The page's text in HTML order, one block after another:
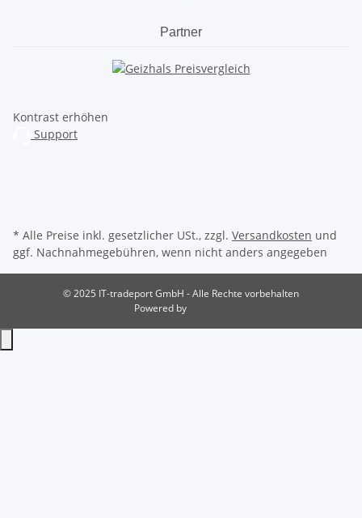
Partner
Kontrast erhöhen
Support
* Alle Preise inkl. gesetzlicher USt., zzgl. Versandkosten und
ggf. Nachnahmegebühren, wenn nicht anders angegeben
© 2025 IT-tradeport GmbH - Alle Rechte vorbehalten
Powered by